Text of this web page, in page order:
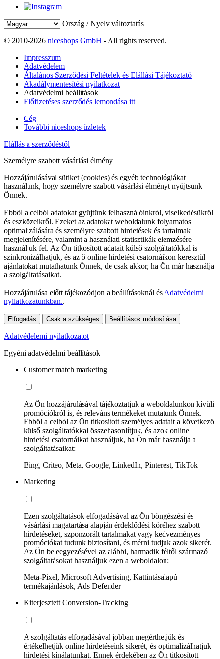
Ország / Nyelv változtatás
© 2010-2026 niceshops GmbH - All rights reserved.
Impresszum
Adatvédelem
Általános Szerződési Feltételek és Elállási Tájékoztató
Akadálymentesítési nyilatkozat
Adatvédelmi beállítások
Előfizetéses szerződés lemondása itt
Cég
További niceshops üzletek
Elállás a szerződéstől
Személyre szabott vásárlási élmény
Hozzájárulásával sütiket (cookies) és egyéb technológiákat
használunk, hogy személyre szabott vásárlási élményt nyújtsunk
Önnek.
Ebből a célból adatokat gyűjtünk felhasználóinkról, viselkedésükről
és eszközeikről. Ezeket az adatokat weboldalunk folyamatos
optimalizálására és személyre szabott hirdetések és tartalmak
megjelenítésére, valamint a használati statisztikák elemzésére
használjuk fel. Az Ön titkosított adatait külső szolgáltatókkal is
szinkronizálhatjuk, és az ő online hirdetési csatornáikon keresztül
ajánlatokat mutathatunk Önnek, de csak akkor, ha Ön már használja
a szolgáltatásaikat.
Hozzájárulása előtt tájékozódjon a beállításoknál és Adatvédelmi
nyilatkozatunkban..
Elfogadás Csak a szükséges Beállítások módosítása
Adatvédelemi nyilatkozatot
Egyéni adatvédelmi beállítások
Customer match marketing
Az Ön hozzájárulásával tájékoztatjuk a weboldalunkon kívüli
promóciókról is, és releváns termékeket mutatunk Önnek.
Ebből a célból az Ön titkosított személyes adatait a következő
külső szolgáltatókkal összehasonlítjuk, és azok online
hirdetési csatornáikat használjuk, ha Ön már használja a
szolgáltatásaikat:
Bing, Criteo, Meta, Google, LinkedIn, Pinterest, TikTok
Marketing
Ezen szolgáltatások elfogadásával az Ön böngészési és
vásárlási magatartása alapján érdeklődési köréhez szabott
hirdetéseket, szponzorált tartalmakat vagy kedvezményes
promóciókat tudunk biztosítani, és mérni tudjuk azok sikerét.
Az Ön beleegyezésével az alábbi, harmadik féltől származó
szolgáltatásokat használjuk ezen a weboldalon:
Meta-Pixel, Microsoft Advertising, Kattintásalapú
termékajánlások, Ads Defender
Kiterjesztett Conversion-Tracking
A szolgáltatás elfogadásával jobban megérthetjük és
értékelhetjük online hirdetéseink sikerét, és optimalizálhatjuk
hirdetési kínálatunkat. Ennek érdekében az Ön titkosított